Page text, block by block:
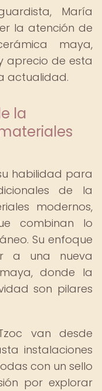
María
la atención de
maya,
aprecio de esta
actualidad.
la
habilidad para
de la
modernos,
combinan lo
Su enfoque
a una nueva
donde la
son pilares
van desde
instalaciones
con un sello
por explorar